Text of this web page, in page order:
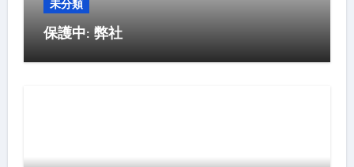
未分類
保護中: 弊社